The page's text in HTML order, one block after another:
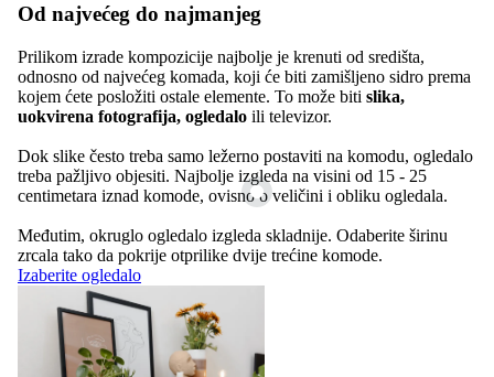
Od najvećeg do najmanjeg
Prilikom izrade kompozicije najbolje je krenuti od središta,
odnosno od najvećeg komada, koji će biti zamišljeno sidro prema
kojem ćete posložiti ostale elemente. To može biti slika,
uokvirena fotografija, ogledalo ili televizor.
Dok slike često treba samo ležerno postaviti na komodu, ogledalo
treba pažljivo objesiti. Najbolje izgleda na visini od 15 - 25
centimetara iznad komode, ovisno o veličini i obliku ogledala.
Međutim, okruglo ogledalo izgleda skladnije. Odaberite širinu
zrcala tako da pokrije otprilike dvije trećine komode.
Izaberite ogledalo